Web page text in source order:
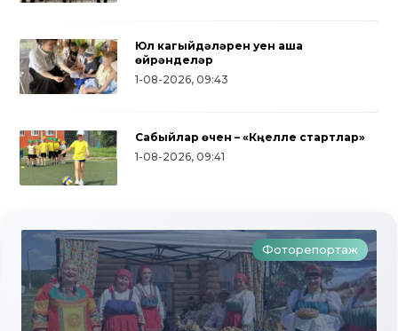
Юл кагыйдәләрен уен аша
өйрәнделәр
1-08-2026, 09:43
Сабыйлар өчен – «Күңелле стартлар»
1-08-2026, 09:41
Фоторепортаж